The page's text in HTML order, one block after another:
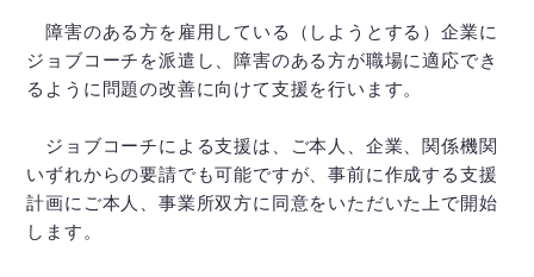
障害のある方を雇用している（しようとする）企業に
ジョブコーチを派遣し、障害のある方が職場に適応でき
るように問題の改善に向けて支援を行います。
ジョブコーチによる支援は、ご本人、企業、関係機関
いずれからの要請でも可能ですが、事前に作成する支援
計画にご本人、事業所双方に同意をいただいた上で開始
します。